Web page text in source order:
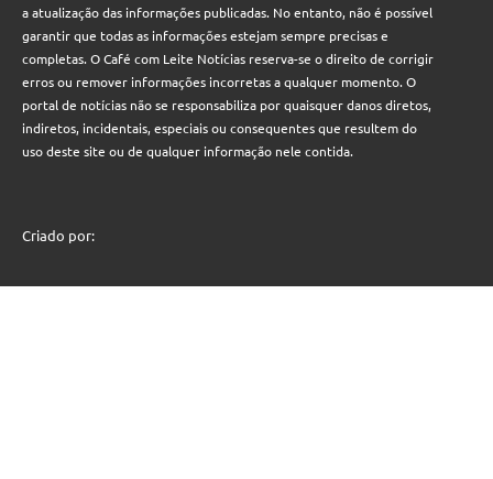
a atualização das informações publicadas. No entanto, não é possível
garantir que todas as informações estejam sempre precisas e
completas. O Café com Leite Notícias reserva-se o direito de corrigir
erros ou remover informações incorretas a qualquer momento. O
portal de notícias não se responsabiliza por quaisquer danos diretos,
indiretos, incidentais, especiais ou consequentes que resultem do
uso deste site ou de qualquer informação nele contida.
Criado por: